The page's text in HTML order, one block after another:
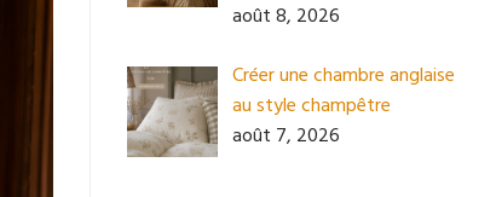
août 8, 2026
Créer une chambre anglaise
au style champêtre
août 7, 2026